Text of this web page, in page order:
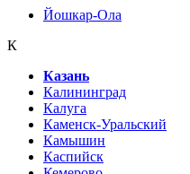
Йошкар-Ола
К
Казань
Калининград
Калуга
Каменск-Уральский
Камышин
Каспийск